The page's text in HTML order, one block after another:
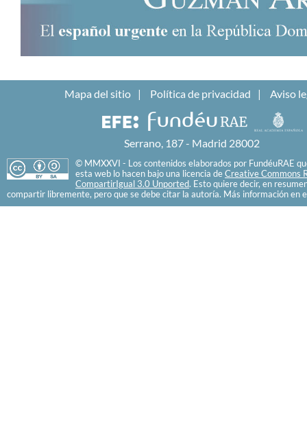
Mapa del sitio Política de privacidad Aviso
Serrano, 187 - Madrid 28002
© MMXXVI - Los contenidos elaborados por FundéuRAE
esta web lo hacen bajo una licencia de Creative Commons
CompartirIgual 3.0 Unported. Esto quiere decir, en
compartir libremente, pero que se debe citar la autoría. Más información en